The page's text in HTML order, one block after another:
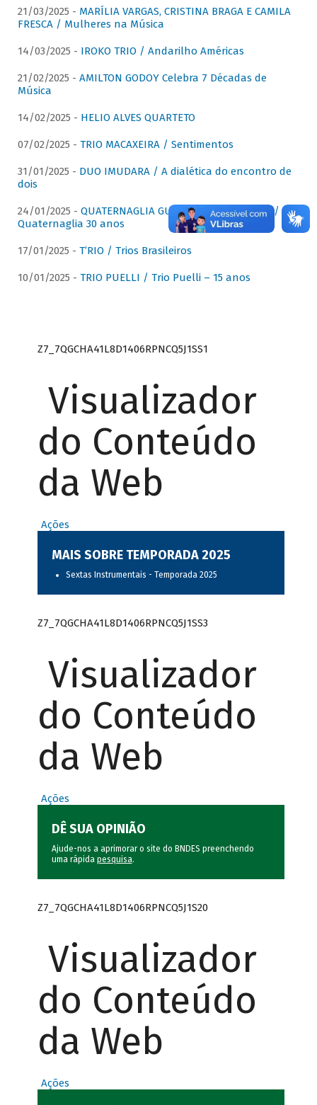
21/03/2025 - MARÍLIA VARGAS, CRISTINA BRAGA E CAMILA
FRESCA / Mulheres na Música
14/03/2025 - IROKO TRIO / Andarilho Américas
21/02/2025 - AMILTON GODOY Celebra 7 Décadas de
Música
14/02/2025 - HELIO ALVES QUARTETO
07/02/2025 - TRIO MACAXEIRA / Sentimentos
31/01/2025 - DUO IMUDARA / A dialética do encontro de
dois
24/01/2025 - QUATERNAGLIA GUITAR QUARTET (QGQ) /
Quaternaglia 30 anos
17/01/2025 - T’RIO / Trios Brasileiros
10/01/2025 - TRIO PUELLI / Trio Puelli – 15 anos
Z7_7QGCHA41L8D1406RPNCQ5J1SS1
Visualizador
do Conteúdo
da Web
Ações
MAIS SOBRE TEMPORADA 2025
Sextas Instrumentais - Temporada 2025
Z7_7QGCHA41L8D1406RPNCQ5J1SS3
Visualizador
do Conteúdo
da Web
Ações
DÊ SUA OPINIÃO
Ajude-nos a aprimorar o site do BNDES preenchendo
uma rápida pesquisa.
Z7_7QGCHA41L8D1406RPNCQ5J1S20
Visualizador
do Conteúdo
da Web
Ações